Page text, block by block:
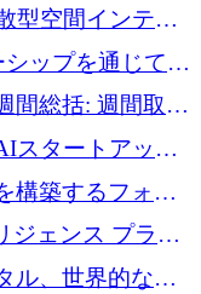
型空間インテリ
するために 900
ップを通じて通
るための投資部
間総括: 週間取引
年上半期の主要
スタートアップ
スを開設
構築するフォト
する
ジェンス プラッ
ユーロを投資
ル、世界的なス